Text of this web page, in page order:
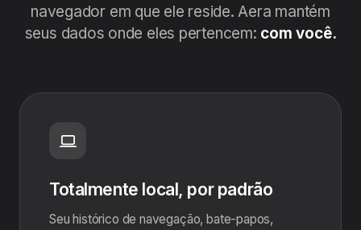
navegador em que ele reside. Aera mantém
seus dados onde eles pertencem: com você.
Totalmente local, por padrão
Seu histórico de navegação, bate-papos,